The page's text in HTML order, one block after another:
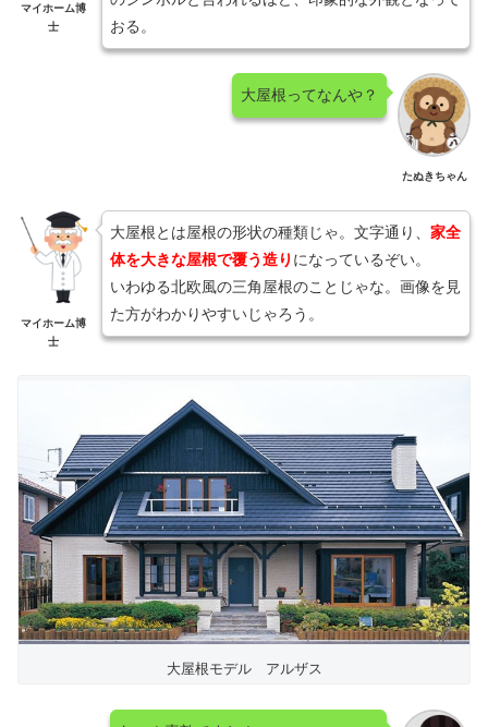
マイホーム博
士
おる。
たぬきちゃん
大屋根ってなんや？
マイホーム博
士
大屋根とは屋根の形状の種類じゃ。文字通り、 家全
体を大きな屋根で覆う造り になっているぞい。
いわゆる北欧風の三角屋根のことじゃな。画像を見
た方がわかりやすいじゃろう。
大屋根モデル アルザス